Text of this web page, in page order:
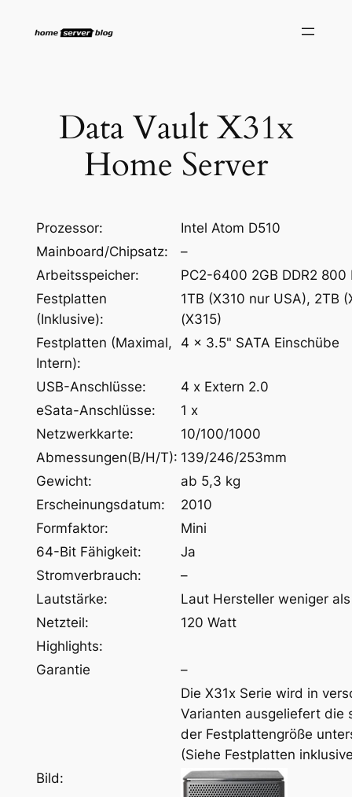
Inhalt
Data Vault X31x
Home Server
Prozessor:
Intel Atom D510
Mainboard/Chipsatz:
–
Arbeitsspeicher:
PC2-6400 2GB DDR2 800
Festplatten
(Inklusive):
1TB (X310 nur USA), 2TB
(X315)
Festplatten (Maximal,
Intern):
4 x 3.5" SATA Einschübe
USB-Anschlüsse:
4 x Extern 2.0
eSata-Anschlüsse:
1 x
Netzwerkkarte:
10/100/1000
Abmessungen(B/H/T): 139/246/253mm
Gewicht:
ab 5,3 kg
Erscheinungsdatum:
2010
Formfaktor:
Mini
64-Bit Fähigkeit:
Ja
Stromverbrauch:
–
Lautstärke:
Laut Hersteller weniger
Netzteil:
120 Watt
Highlights:
Garantie
–
Die X31x Serie wird in
Varianten ausgeliefert die
der Festplattengröße
(Siehe Festplatten
Bild: